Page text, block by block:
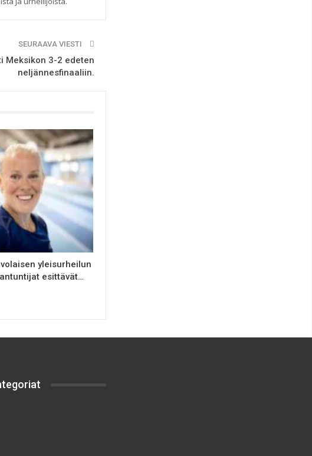
SEURAAVA VIESTI
Meksikon 3-2 edeten
neljännesfinaaliin.
yleisurheilun
esittävät…